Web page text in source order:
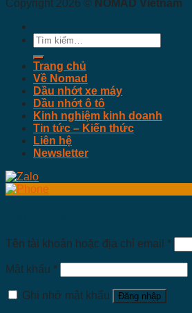
Copyright 2026 © NOMAD Vietnam
Tìm
kiếm:
Trang chủ
Về Nomad
Dầu nhớt xe máy
Dầu nhớt ô tô
Kinh nghiệm kinh doanh
Tin tức – Kiến thức
Liên hệ
Newsletter
Tên tài khoản hoặc địa chỉ email *
Mật khẩu *
Ghi nhớ mật khẩu Đăng nhập